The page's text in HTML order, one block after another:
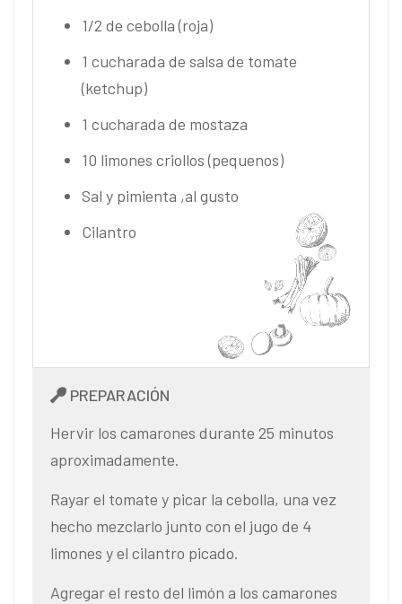
1/2 de cebolla (roja)
1 cucharada de salsa de tomate
(ketchup)
1 cucharada de mostaza
10 limones criollos (pequenos)
Sal y pimienta ,al gusto
Cilantro
PREPARACIÓN
Hervir los camarones durante 25 minutos
aproximadamente.
Rayar el tomate y picar la cebolla, una vez
hecho mezclarlo junto con el jugo de 4
limones y el cilantro picado.
Agregar el resto del limón a los camarones